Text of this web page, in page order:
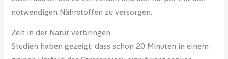
notwendigen Nährstoffen zu versorgen.
Zeit in der Natur verbringen
Studien haben gezeigt, dass schon 20 Minuten in einem